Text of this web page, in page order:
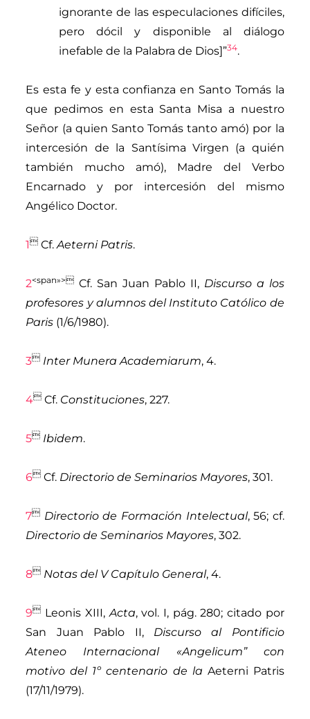
ignorante de las especulaciones difíciles,
pero dócil y disponible al diálogo
inefable de la Palabra de Dios]”34.
Es esta fe y esta confianza en Santo Tomás la
que pedimos en esta Santa Misa a nuestro
Señor (a quien Santo Tomás tanto amó) por la
intercesión de la Santísima Virgen (a quién
también mucho amó), Madre del Verbo
Encarnado y por intercesión del mismo
Angélico Doctor.
1 Cf.Aeterni Patris.
2<span»> Cf. San Juan Pablo II, Discurso a los
profesores y alumnos del Instituto Católico de
Paris (1/6/1980).
3 Inter Munera Academiarum, 4.
4 Cf. Constituciones, 227.
5 Ibidem.
6 Cf. Directorio de Seminarios Mayores, 301.
7 Directorio de Formación Intelectual, 56; cf.
Directorio de Seminarios Mayores, 302.
8 Notas del V Capítulo General, 4.
9 Leonis XIII, Acta, vol. I, pág. 280; citado por
San Juan Pablo II, Discurso al Pontificio
Ateneo Internacional «Angelicum” con
motivo del 1ºcentenario de la Aeterni Patris
(17/11/1979).